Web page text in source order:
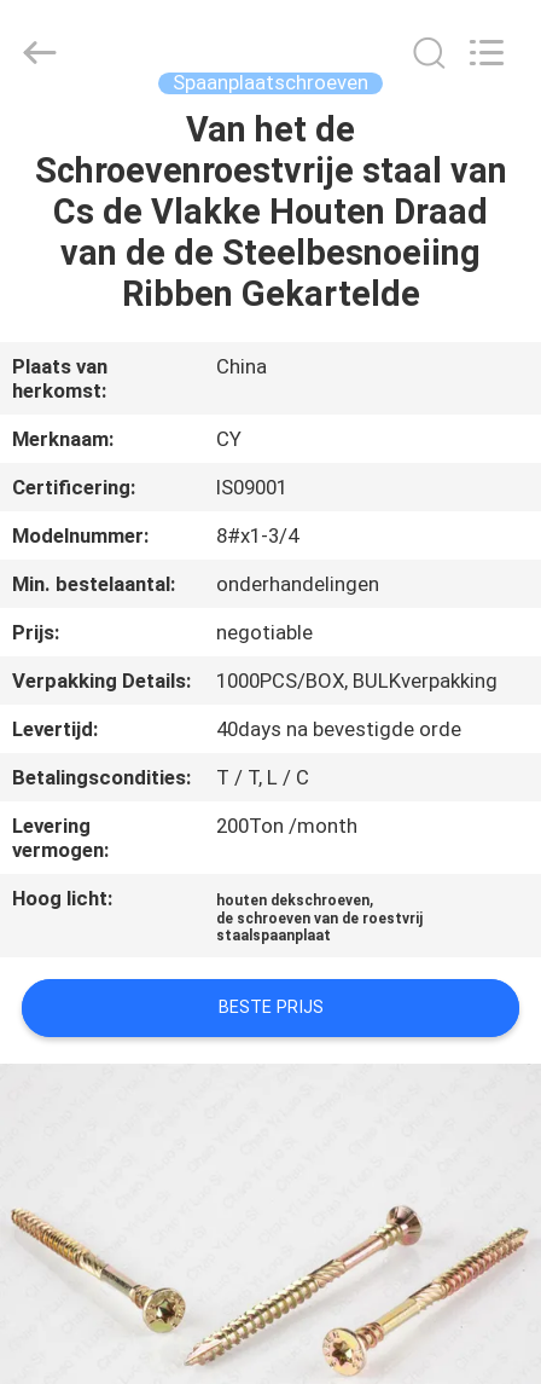
PRODUCTEN
ONGEVEER
FABRIEKSREIS
KWALITEITSCONTROLE
CONTACTEER
ONS
NIEUWS
VERZOEK
OM EEN
CITAAT
SITEMAP
PRIVACY
POLICY
Co,LTD.
Spaanplaatschroeven
Van het de
Schroevenroestvrije staal van
Cs de Vlakke Houten Draad
van de de Steelbesnoeiing
Ribben Gekartelde
Plaats van
herkomst:
China
Merknaam:
CY
Certificering:
IS09001
Modelnummer:
8#x1-3/4
Min. bestelaantal:
onderhandelingen
Prijs:
negotiable
Verpakking Details:
1000PCS/BOX, BULKverpakking
Levertijd:
40days na bevestigde orde
Betalingscondities:
T / T, L / C
Levering
vermogen:
200Ton /month
Hoog licht: houten dekschroeven,
de schroeven van de roestvrij
staalspaanplaat
BESTE PRIJS